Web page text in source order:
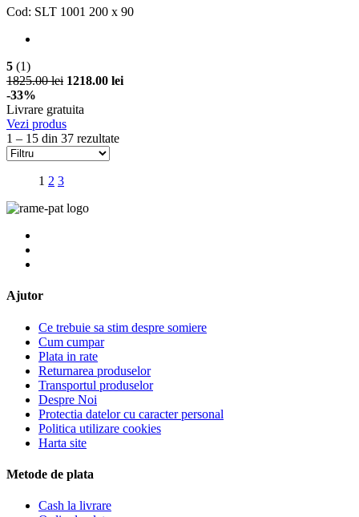
Cod: SLT 1001 200 x 90
5 (1)
1825.00 lei 1218.00 lei
-33%
Livrare gratuita
Vezi produs
1 – 15 din 37 rezultate
1 2 3
Ajutor
Ce trebuie sa stim despre somiere
Cum cumpar
Plata in rate
Returnarea produselor
Transportul produselor
Despre Noi
Protectia datelor cu caracter personal
Politica utilizare cookies
Harta site
Metode de plata
Cash la livrare